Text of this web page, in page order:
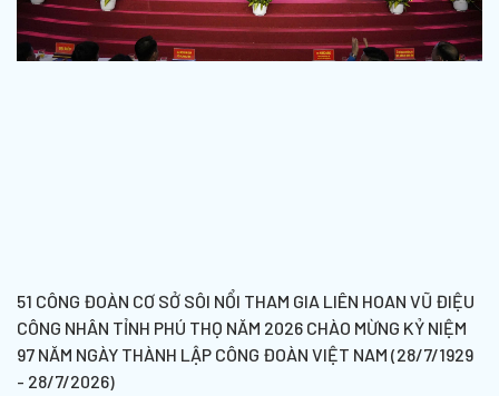
51 CÔNG ĐOÀN CƠ SỞ SÔI NỔI THAM GIA LIÊN HOAN VŨ ĐIỆU
CÔNG NHÂN TỈNH PHÚ THỌ NĂM 2026 CHÀO MỪNG KỶ NIỆM
97 NĂM NGÀY THÀNH LẬP CÔNG ĐOÀN VIỆT NAM (28/7/1929
- 28/7/2026)